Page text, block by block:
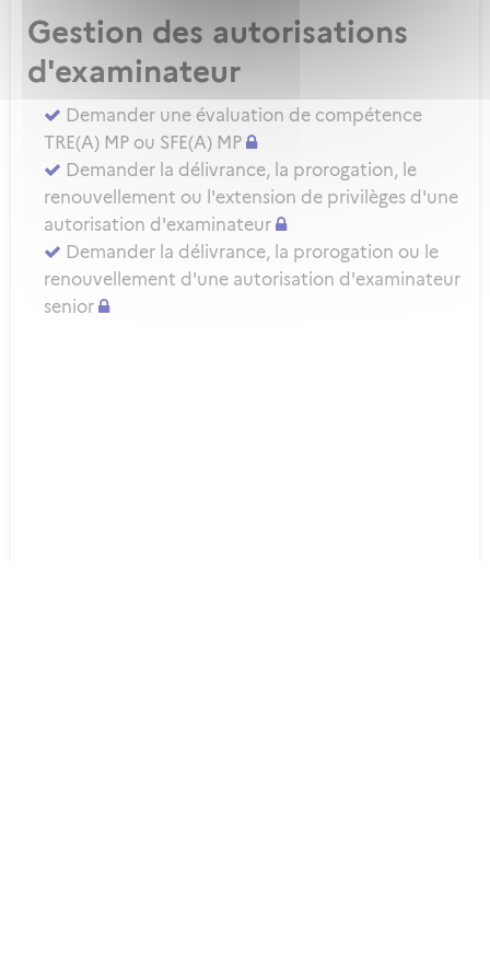
Gestion des autorisations
d'examinateur
Demander une évaluation de compétence
TRE(A) MP ou SFE(A) MP
Demander la délivrance, la prorogation, le
renouvellement ou l'extension de privilèges d'une
autorisation d'examinateur
Demander la délivrance, la prorogation ou le
renouvellement d'une autorisation d'examinateur
senior